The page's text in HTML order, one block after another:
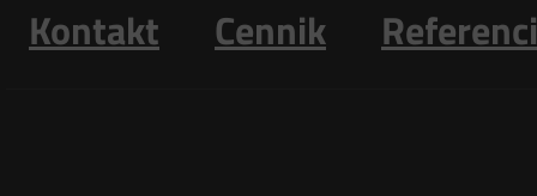
Kontakt Cennik